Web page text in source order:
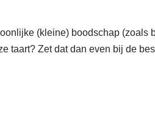
(kleine) boodschap (zoals
taart? Zet dat dan even bij de